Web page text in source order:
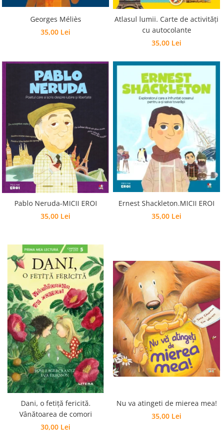
Georges Méliès
35,00 Lei
Atlasul lumii. Carte de activități
cu autocolante
35,00 Lei
Pablo Neruda-MICII EROI
35,00 Lei
Ernest Shackleton.MICII EROI
35,00 Lei
Dani, o fetiță fericită.
Vânătoarea de comori
30,00 Lei
Nu va atingeti de mierea mea!
35,00 Lei